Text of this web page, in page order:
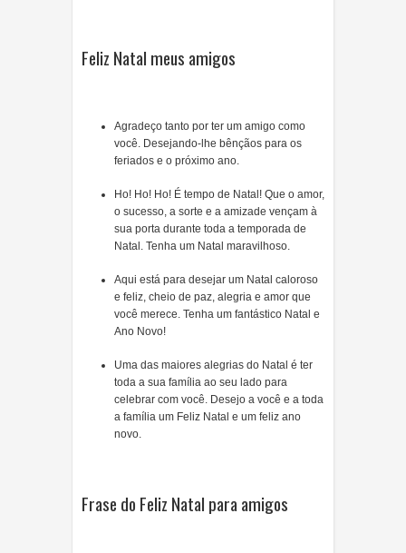
Feliz Natal meus amigos
Agradeço tanto por ter um amigo como
você. Desejando-lhe bênçãos para os
feriados e o próximo ano.
Ho! Ho! Ho! É tempo de Natal! Que o amor,
o sucesso, a sorte e a amizade vençam à
sua porta durante toda a temporada de
Natal. Tenha um Natal maravilhoso.
Aqui está para desejar um Natal caloroso
e feliz, cheio de paz, alegria e amor que
você merece. Tenha um fantástico Natal e
Ano Novo!
Uma das maiores alegrias do Natal é ter
toda a sua família ao seu lado para
celebrar com você. Desejo a você e a toda
a família um Feliz Natal e um feliz ano
novo.
Frase do Feliz Natal para amigos